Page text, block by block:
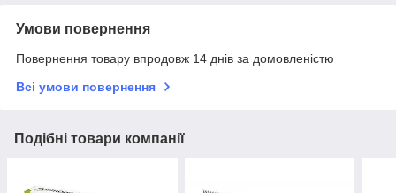
Умови повернення
Повернення товару впродовж 14 днів за домовленістю
Всі умови повернення
Подібні товари компанії